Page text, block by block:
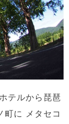
テルから琵琶
町に メタセコ